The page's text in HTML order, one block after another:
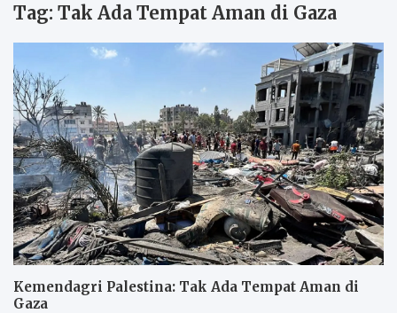
Tag: Tak Ada Tempat Aman di Gaza
Kemendagri Palestina: Tak Ada Tempat Aman di
Gaza